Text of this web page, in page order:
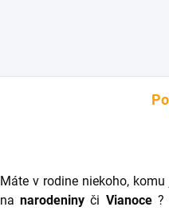
Máte v rodine niekoho,
nanarodeniny či Vianoce?